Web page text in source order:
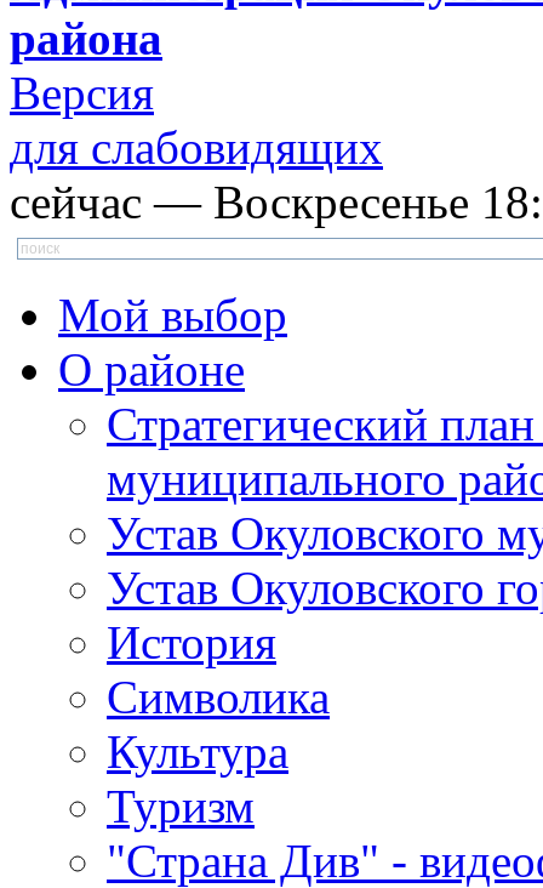
района
Версия
для слабовидящих
сейчас — Воскресенье
Мой выбор
О районе
Стратегический
муниципального
Устав Окуловского
Устав Окуловского
История
Символика
Культура
Туризм
"Страна Див" -